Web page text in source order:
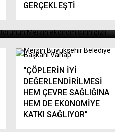
GERÇEKLEŞTİ
birleşerek
“ÇÖPLERİN İYİ
DEĞERLENDİRİLMESİ
HEM ÇEVRE SAĞLIĞINA
HEM DE EKONOMİYE
KATKI SAĞLIYOR”